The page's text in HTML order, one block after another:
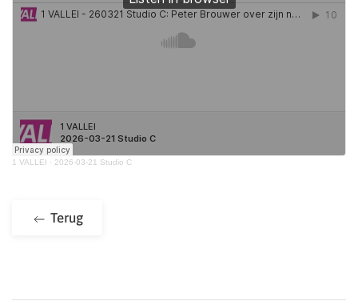
1 VALLEI · 2026-03-21 Studio C
Terug